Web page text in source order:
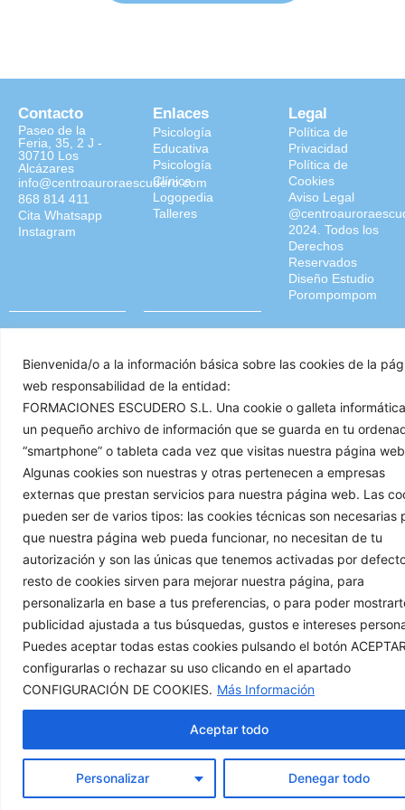
Bienvenida/o a la información básica sobre las cookies de la
web responsabilidad de la entidad:
FORMACIONES ESCUDERO S.L. Una cookie o galleta
un pequeño archivo de información que se guarda en tu
“smartphone” o tableta cada vez que visitas nuestra página
Algunas cookies son nuestras y otras pertenecen a empresas
externas que prestan servicios para nuestra página web. Las
pueden ser de varios tipos: las cookies técnicas son necesarias
que nuestra página web pueda funcionar, no necesitan de tu
autorización y son las únicas que tenemos activadas por
resto de cookies sirven para mejorar nuestra página, para
personalizarla en base a tus preferencias, o para poder
publicidad ajustada a tus búsquedas, gustos e intereses
Puedes aceptar todas estas cookies pulsando el botón
configurarlas o rechazar su uso clicando en el apartado
CONFIGURACIÓN DE COOKIES. Más Información
Personalizar Denegar todo
Aceptar todo
Contacto
Paseo de la
Feria, 35, 2 J -
30710 Los
Alcázares
info@centroauroraescudero.com
868 814 411
Cita Whatsapp
Instagram
Enlaces
Psicología
Educativa
Psicología
Clínica
Logopedia
Talleres
Legal
Política de
Privacidad
Política de
Cookies
Aviso Legal
2024. Todos los
Derechos
Reservados
Diseño Estudio
Porompompom